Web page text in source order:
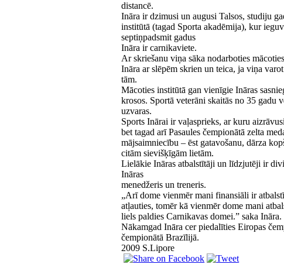
distancē.
Ināra ir dzimusi un augusi Talsos, studiju
institūtā (tagad Sporta akadēmija), kur
septiņpadsmit gadus
Ināra ir carnikaviete.
Ar skriešanu viņa sāka nodarboties
Ināra ar slēpēm skrien un teica, ja viņa
tām.
Mācoties institūtā gan vienīgie Ināras
krosos. Sportā veterāni skaitās no 35 gadu
uzvaras.
Sports Inārai ir vaļasprieks, ar kuru
bet tagad arī Pasaules čempionātā zelta
mājsaimniecību – ēst gatavošanu, dārza
citām sievišķīgām lietām.
Lielākie Ināras atbalstītāji un līdzjutēji ir
Ināras
menedžeris un treneris.
„Arī dome vienmēr mani finansiāli ir
atļauties, tomēr kā vienmēr dome mani
liels paldies Carnikavas domei.” saka Ināra.
Nākamgad Ināra cer piedalīties Eiropas
čempionātā Brazīlijā.
2009 S.Lipore